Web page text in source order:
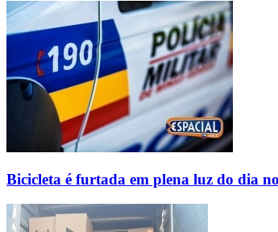
Bicicleta é furtada em plena luz do dia